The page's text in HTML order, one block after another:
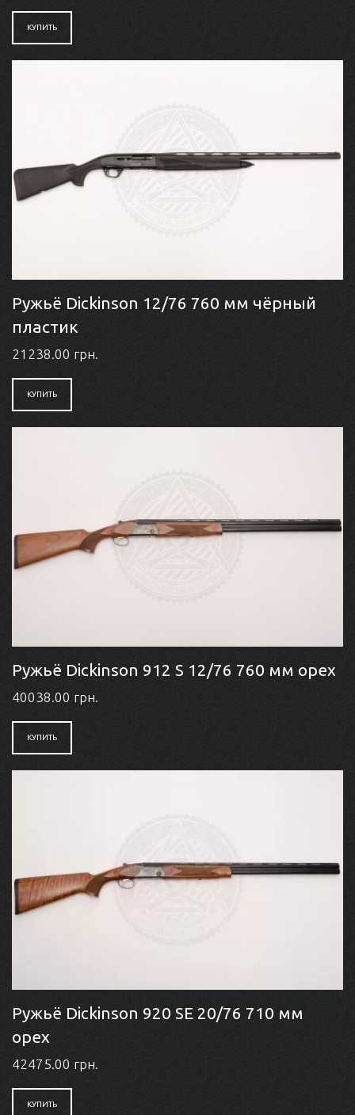
КУПИТЬ
Ружьё Dickinson 12/76 760 мм чёрный
пластик
21238.00 грн.
КУПИТЬ
Ружьё Dickinson 912 S 12/76 760 мм орех
40038.00 грн.
КУПИТЬ
Ружьё Dickinson 920 SE 20/76 710 мм
орех
42475.00 грн.
КУПИТЬ